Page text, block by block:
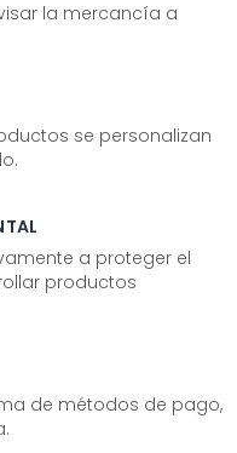
la mercancía a
se personalizan
a proteger el
productos
de métodos de pago,